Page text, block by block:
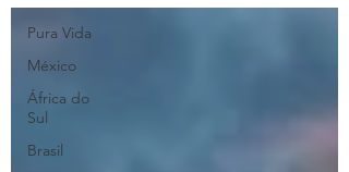
Pura Vida
México
África do
Sul
Brasil